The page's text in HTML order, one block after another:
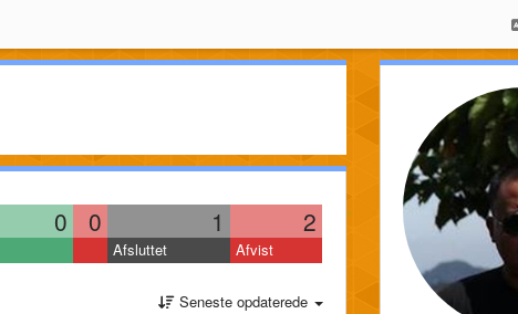
0 0 1 2
Afsluttet Afvist
Seneste opdaterede